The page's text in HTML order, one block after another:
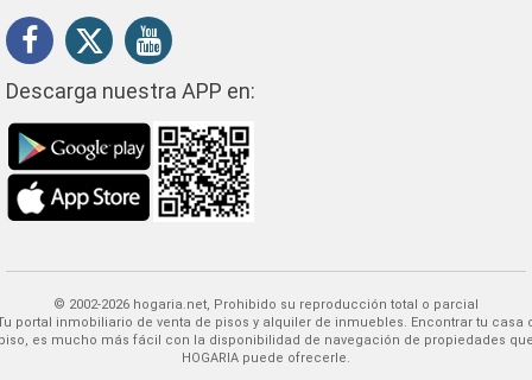
Descarga nuestra APP en:
© 2002-2026 hogaria.net, Prohibido su reproducción total o parcial
Encontrar tu casa o
es mucho más fácil con la disponibilidad de navegación de propiedades
HOGARIA puede ofrecerle.